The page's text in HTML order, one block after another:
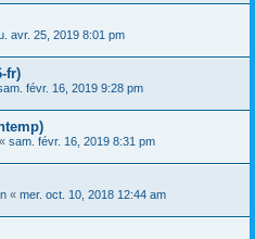
avr. 25, 2019 8:01 pm
fr)
févr. 16, 2019 9:28 pm
« sam. févr. 16, 2019 8:31 pm
« mer. oct. 10, 2018 12:44 am